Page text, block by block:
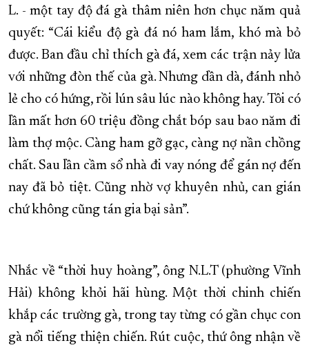
L. - một tay độ đá gà thâm niên hơn chục năm quả
quyết: “Cái kiểu độ gà đá nó ham lắm, khó mà bỏ
được. Ban đầu chỉ thích gà đá, xem các trận nảy lửa
với những đòn thế của gà. Nhưng dần dà, đánh nhỏ
lẻ cho có hứng, rồi lún sâu lúc nào không hay. Tôi có
lần mất hơn 60 triệu đồng chắt bóp sau bao năm đi
làm thợ mộc. Càng ham gỡ gạc, càng nợ nần chồng
chất. Sau lần cầm sổ nhà đi vay nóng để gán nợ đến
nay đã bỏ tiệt. Cũng nhờ vợ khuyên nhủ, can gián
chứ không cũng tán gia bại sản”.
Nhắc về “thời huy hoàng”, ông N.L.T (phường Vĩnh
Hải) không khỏi hãi hùng. Một thời chinh chiến
khắp các trường gà, trong tay từng có gần chục con
gà nổi tiếng thiện chiến. Rút cuộc, thứ ông nhận về